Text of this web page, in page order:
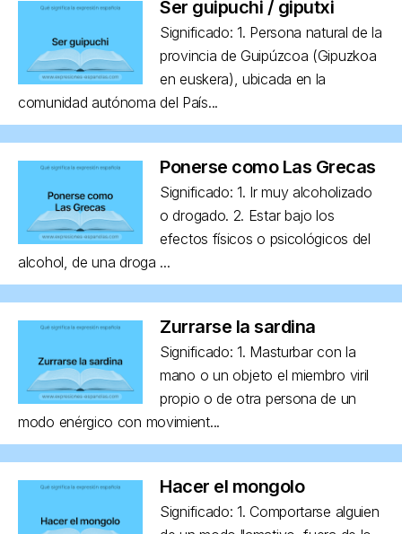
Ser guipuchi / giputxi
Significado: 1. Persona natural de la
provincia de Guipúzcoa (Gipuzkoa
en euskera), ubicada en la
comunidad autónoma del País...
Ponerse como Las Grecas
Significado: 1. Ir muy alcoholizado
o drogado. 2. Estar bajo los
efectos físicos o psicológicos del
alcohol, de una droga ...
Zurrarse la sardina
Significado: 1. Masturbar con la
mano o un objeto el miembro viril
propio o de otra persona de un
modo enérgico con movimient...
Hacer el mongolo
Significado: 1. Comportarse alguien